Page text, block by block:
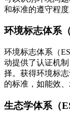
和标准的遵守程度
环境标志体系（
环境标志体系（
动提供了认证机
择。获得环境标
的标准，如能效
生态学体系（